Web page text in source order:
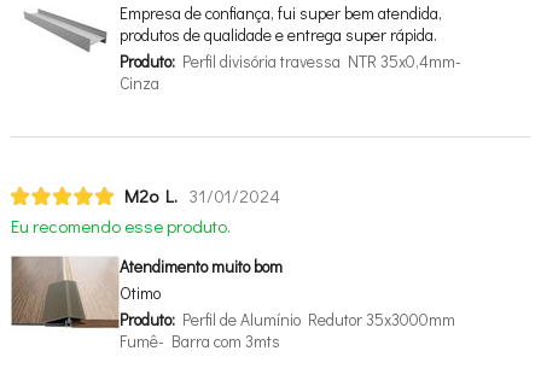
Empresa de confiança, fui super bem atendida,
produtos de qualidade e entrega super rápida.
Produto:Perfil divisória travessa NTR 35x0,4mm-
Cinza
M2o L. 31/01/2024
Eu recomendo esse produto.
Atendimento muito bom
Otimo
Produto:Perfil de Alumínio Redutor 35x3000mm
Fumê- Barra com 3mts